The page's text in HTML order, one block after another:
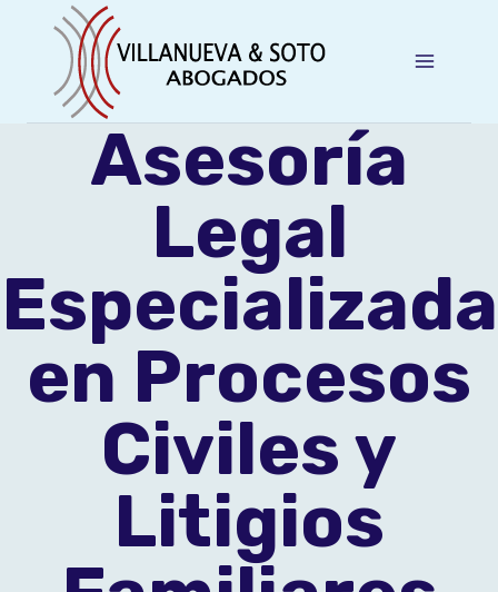
contenido
Asesoría
Legal
Especializada
en Procesos
Civiles y
Litigios